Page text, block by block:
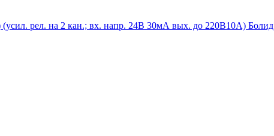
рел. на 2 кан.; вх. напр. 24В 30мА вых. до 220В10А) Болид